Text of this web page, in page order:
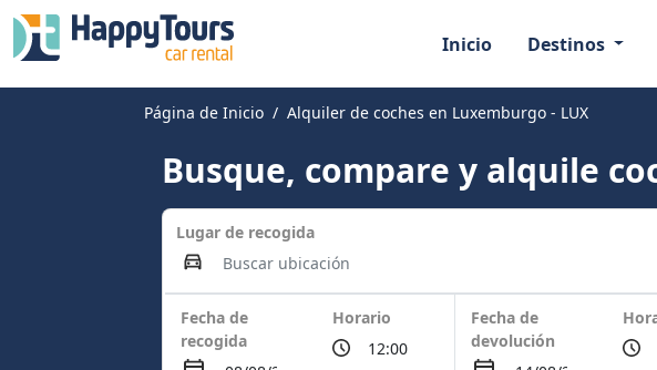
Inicio Destinos
Página de Inicio Alquiler de coches en Luxemburgo - LUX
Busque, compare y alquile
Lugar de recogida
Fecha de
recogida
Horario
Fecha de
devolución